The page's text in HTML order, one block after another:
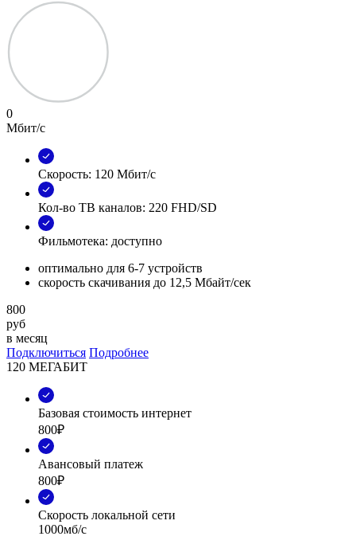
0
Мбит/с
Скорость: 120 Мбит/с
Кол-во ТВ каналов: 220 FHD/SD
Фильмотека: доступно
оптимально для 6-7 устройств
скорость скачивания до 12,5 Мбайт/сек
800
руб
в месяц
Подключиться Подробнее
120 МЕГАБИТ
Базовая стоимость интернет
800₽
Авансовый платеж
800₽
Скорость локальной сети
1000мб/с